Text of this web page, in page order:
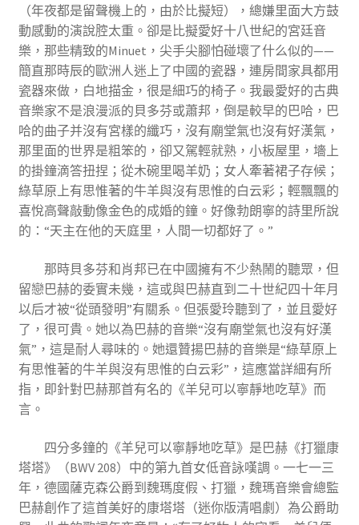
（年夜都是留聲機上的，由於比擬短），總嫌里面大方鼓
動感動的演說腔太重。卻是比擬愛好十八世紀的宮廷音
樂，那些精致的Minuet，尖手尖腳怕碰壞了什么似的——
簡直那時辰的歐洲人迷上了中國的瓷器，連房間家具都用
瓷器來做，白地描金，很是細巧的椅子。我最愛好的古典
音樂家不是浪漫派的貝多芬或蕭邦，倒是較早的巴哈，巴
哈的曲子并沒有宮樣的纖巧，沒有廟堂氣也沒有好漢氣，
那里面的世界是粗笨的，卻又駕輕就熟，小板屋里，墻上
的掛鐘滴答扭捏；從木碗里喝羊奶；女人牽著裙子存候；
綠草原上有思惟著的牛羊與沒有思惟的白云彩；輕飄飄的
喜悅高聲敲動像金色的成婚的鐘。好像勃朗寧的詩里所說
的：“天主在他的天庭里，人間一切都好了。”
那時貝多芬和肖邦已在中國擁有不少熱鬧的聽眾，但
留戀巴赫的委實未幾，這或與巴赫直到二十世紀四十年月
以后才被“從頭發明”有關系。但張愛玲聽到了，並且愛好
了，很可貴。她以為巴赫的音樂“沒有廟堂氣也沒有好漢
氣”，這是耐人尋味的。她還贊揚巴赫的音樂是“綠草原上
有思惟著的牛羊與沒有思惟的白云彩”，這應當詳細有所
指，即針對巴赫那首有名的《羊兒可以寧靜地吃草》而
言。
四分多鐘的《羊兒可以寧靜地吃草》是巴赫《打獵康
塔塔》（BWV 208）中的第九首女低音詠嘆調。一七一三
年，德國薩克森公爵到魏瑪度假、打獵，魏瑪音樂會總監
巴赫創作了這首美好的康塔塔（迷你版清唱劇）為公爵助